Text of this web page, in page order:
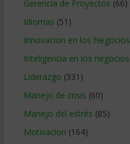
Gerencia de Proyectos (66)
Idiomas (51)
Innovacion en los Negocios
Inteligencia en los negocios
Liderazgo (331)
Manejo de crisis (60)
Manejo del estrés (85)
Motivacion (164)